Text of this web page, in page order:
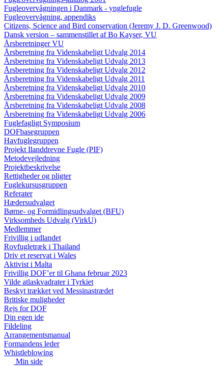
Fugleovervågningen i Danmark - ynglefugle
Fugleovervågning, appendiks
Citizens, Science and Bird conservation (Jeremy J. D. Greenwood)
Dansk version – sammenstillet af Bo Kayser, VU
Årsberetninger VU
Årsberetning fra Videnskabeligt Udvalg 2014
Årsberetning fra Videnskabeligt Udvalg 2013
Årsberetning fra Videnskabeligt Udvalg 2012
Årsberetning fra Videnskabeligt Udvalg 2011
Årsberetning fra Videnskabeligt Udvalg 2010
Årsberetning fra Videnskabeligt Udvalg 2009
Årsberetning fra Videnskabeligt Udvalg 2008
Årsberetning fra Videnskabeligt Udvalg 2006
Fuglefagligt Symposium
DOFbasegruppen
Havfuglegruppen
Projekt Ilanddrevne Fugle (PIF)
Metodevejledning
Projektbeskrivelse
Rettigheder og pligter
Fuglekursusgruppen
Referater
Hædersudvalget
Børne- og Formidlingsudvalget (BFU)
Virksomheds Udvalg (VirkU)
Medlemmer
Frivillig i udlandet
Rovfugletræk i Thailand
Driv et reservat i Wales
Aktivist i Malta
Frivillig DOF’er til Ghana februar 2023
Vilde atlaskvadrater i Tyrkiet
Beskyt trækket ved Messinastrædet
Britiske muligheder
Rejs for DOF
Din egen ide
Fildeling
Arrangementsmanual
Formandens leder
Whistleblowing
Min side